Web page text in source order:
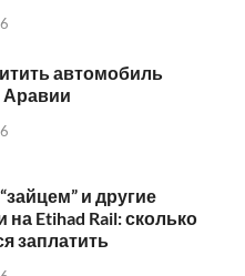
автомобиль
Аравии
и другие
на Etihad Rail: сколько
заплатить